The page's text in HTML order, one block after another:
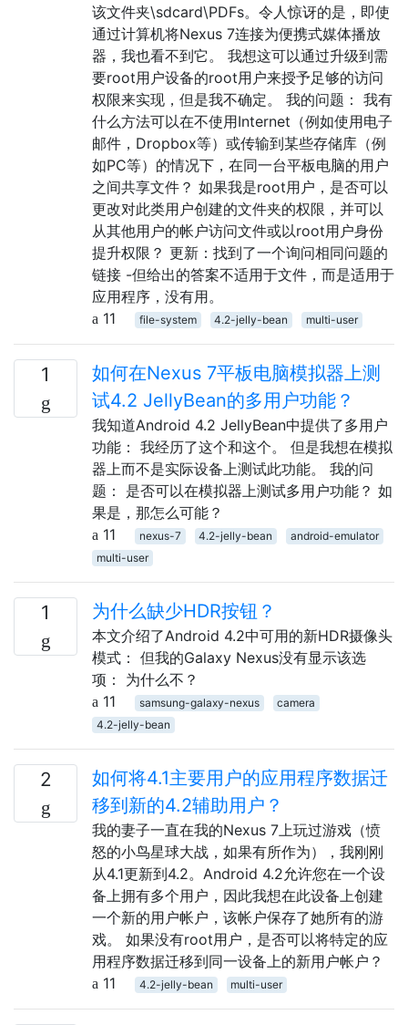
该文件夹\sdcard\PDFs。令人惊讶的是，即使
通过计算机将Nexus 7连接为便携式媒体播放
器，我也看不到它。 我想这可以通过升级到需
要root用户设备的root用户来授予足够的访问
权限来实现，但是我不确定。 我的问题： 我有
什么方法可以在不使用Internet（例如使用电子
邮件，Dropbox等）或传输到某些存储库（例
如PC等）的情况下，在同一台平板电脑的用户
之间共享文件？ 如果我是root用户，是否可以
更改对此类用户创建的文件夹的权限，并可以
从其他用户的帐户访问文件或以root用户身份
提升权限？ 更新：找到了一个询问相同问题的
链接 -但给出的答案不适用于文件，而是适用于
应用程序，没有用。
11
file-system 4.2-jelly-bean multi-user
1
如何在Nexus 7平板电脑模拟器上测
试4.2 JellyBean的多用户功能？
我知道Android 4.2 JellyBean中提供了多用户
功能： 我经历了这个和这个。 但是我想在模拟
器上而不是实际设备上测试此功能。 我的问
题： 是否可以在模拟器上测试多用户功能？ 如
果是，那怎么可能？
11
nexus-7 4.2-jelly-bean
android-emulator
multi-user
1 为什么缺少HDR按钮？
本文介绍了Android 4.2中可用的新HDR摄像头
模式： 但我的Galaxy Nexus没有显示该选
项： 为什么不？
11
samsung-galaxy-nexus
camera
4.2-jelly-bean
2
如何将4.1主要用户的应用程序数据迁
移到新的4.2辅助用户？
我的妻子一直在我的Nexus 7上玩过游戏（愤
怒的小鸟星球大战，如果有所作为），我刚刚
从4.1更新到4.2。Android 4.2允许您在一个设
备上拥有多个用户，因此我想在此设备上创建
一个新的用户帐户，该帐户保存了她所有的游
戏。 如果没有root用户，是否可以将特定的应
用程序数据迁移到同一设备上的新用户帐户？
11
4.2-jelly-bean multi-user